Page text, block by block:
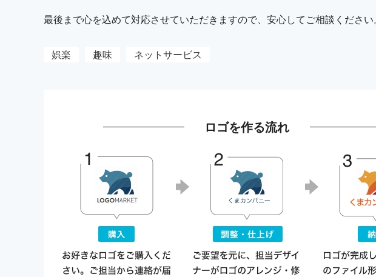
最後まで心を込めて対応させていただきますので、安心してご相談ください。
娯楽 趣味 ネットサービス
ロゴを作る流れ